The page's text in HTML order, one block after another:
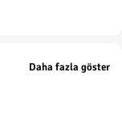
Daha fazla göster